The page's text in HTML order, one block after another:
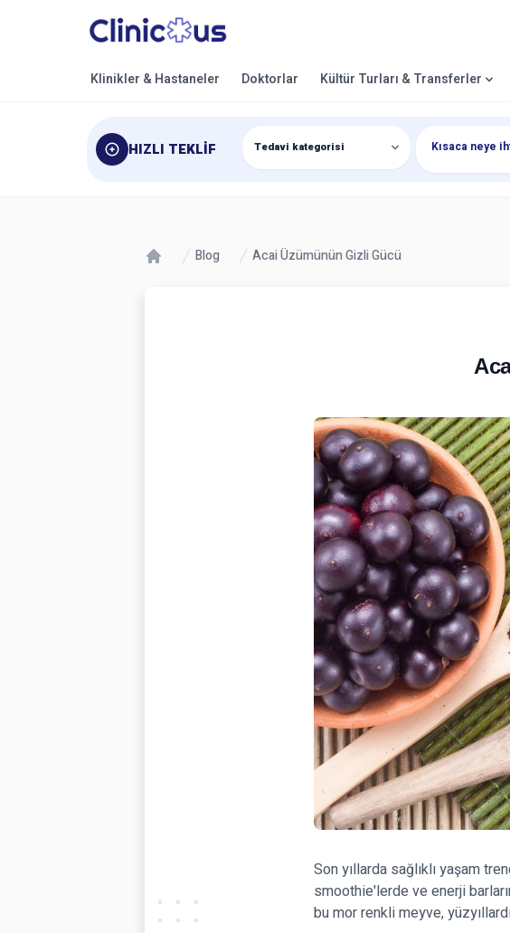
Klinikler & Hastaneler Doktorlar Kültür Turları & Transferler
HIZLI TEKLIF
Blog Acai Üzümünün Gizli Gücü
Son yıllarda sağlıklı yaşam
smoothie'lerde ve enerji
bu mor renkli meyve,